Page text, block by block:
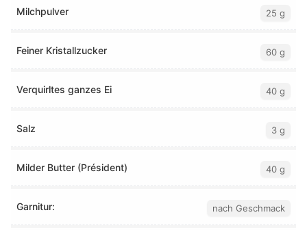
Milchpulver 25 g
Feiner Kristallzucker 60 g
Verquirltes ganzes Ei 40 g
Salz 3 g
Milder Butter (Président) 40 g
Garnitur: nach Geschmack